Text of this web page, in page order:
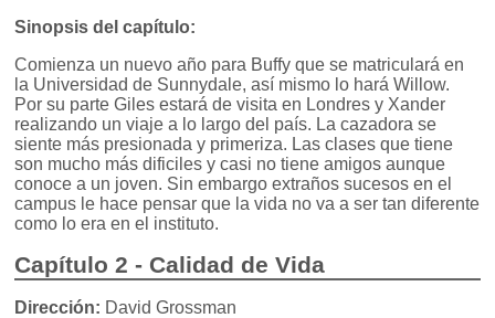
Sinopsis del capítulo:
Comienza un nuevo año para Buffy que se matriculará en
la Universidad de Sunnydale, así mismo lo hará Willow.
Por su parte Giles estará de visita en Londres y Xander
realizando un viaje a lo largo del país. La cazadora se
siente más presionada y primeriza. Las clases que tiene
son mucho más dificiles y casi no tiene amigos aunque
conoce a un joven. Sin embargo extraños sucesos en el
campus le hace pensar que la vida no va a ser tan diferente
como lo era en el instituto.
Capítulo 2 - Calidad de Vida
Dirección: David Grossman